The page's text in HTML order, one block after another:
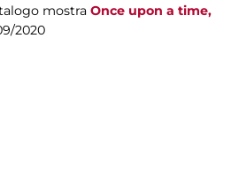
mostra Once upon a time,
2020